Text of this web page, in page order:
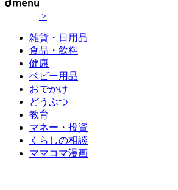
>
雑貨・日用品
食品・飲料
健康
ベビー用品
おでかけ
どうぶつ
教育
マネー・投資
くらしの相談
ママコマ漫画